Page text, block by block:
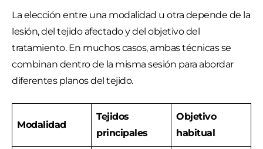
La elección entre una modalidad u otra depende de la
lesión, del tejido afectado y del objetivo del
tratamiento. En muchos casos, ambas técnicas se
combinan dentro de la misma sesión para abordar
diferentes planos del tejido.
Modalidad
Tejidos
principales
Objetivo
habitual